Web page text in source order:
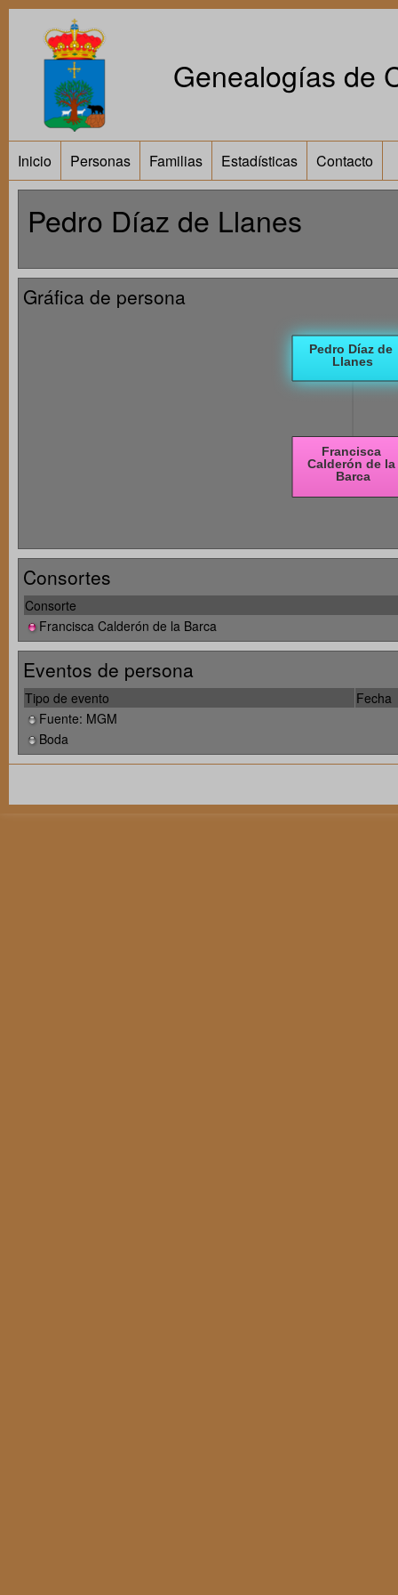
Genealogías de
Inicio Personas Familias Estadísticas Contacto
Pedro Díaz de Llanes
Gráfica de persona
Consortes
Consorte
Francisca Calderón de la Barca
Eventos de persona
Tipo de evento
Fecha
Fuente: MGM
Boda